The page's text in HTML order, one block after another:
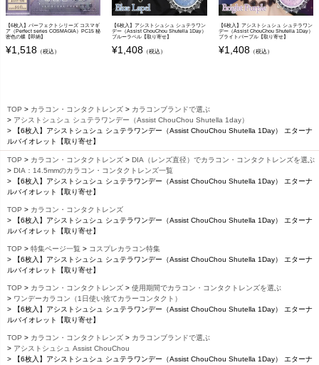
【6枚入】パーフェクトシリーズ コスマギ
ア（Perfect series COSMAGIA）PC15 秘
密色の蝶【即納】
¥1,518 （税込）
【6枚入】アシストシュシュ シュテラワン
デー（Assist ChouChou Shutella 1Day）
ブルーラペル【取り寄せ】
¥1,408 （税込）
【6枚入】アシストシュシュ シュテラワン
デー（Assist ChouChou Shutella 1Day）
ブライトパープル【取り寄せ】
¥1,408（税込）
TOP カラコン・コンタクトレンズ
カラコンブランドで選ぶ
アシストシュシュ シュテラワンデー（Assist ChouChou Shutella 1day）
【6枚入】アシストシュシュ シュテラワンデー（Assist ChouChou Shutella 1Day） エターナ
ルバイオレット【取り寄せ】
TOP カラコン・コンタクトレンズ
DIA（レンズ直径）でカラコン・コンタクトレンズを選ぶ
DIA：14.5mmのカラコン・コンタクトレンズ一覧
【6枚入】アシストシュシュ シュテラワンデー（Assist ChouChou Shutella 1Day） エターナ
ルバイオレット【取り寄せ】
TOP
カラコン・コンタクトレンズ
【6枚入】アシストシュシュ シュテラワンデー（Assist ChouChou Shutella 1Day） エターナ
ルバイオレット【取り寄せ】
TOP 特集ページ一覧
コスプレカラコン特集
【6枚入】アシストシュシュ シュテラワンデー（Assist ChouChou Shutella 1Day） エターナ
ルバイオレット【取り寄せ】
TOP カラコン・コンタクトレンズ
使用期間でカラコン・コンタクトレンズを選ぶ
ワンデーカラコン（1日使い捨てカラーコンタクト）
【6枚入】アシストシュシュ シュテラワンデー（Assist ChouChou Shutella 1Day） エターナ
ルバイオレット【取り寄せ】
TOP カラコン・コンタクトレンズ
カラコンブランドで選ぶ
アシストシュシュ Assist ChouChou
【6枚入】アシストシュシュ シュテラワンデー（Assist ChouChou Shutella 1Day） エターナ